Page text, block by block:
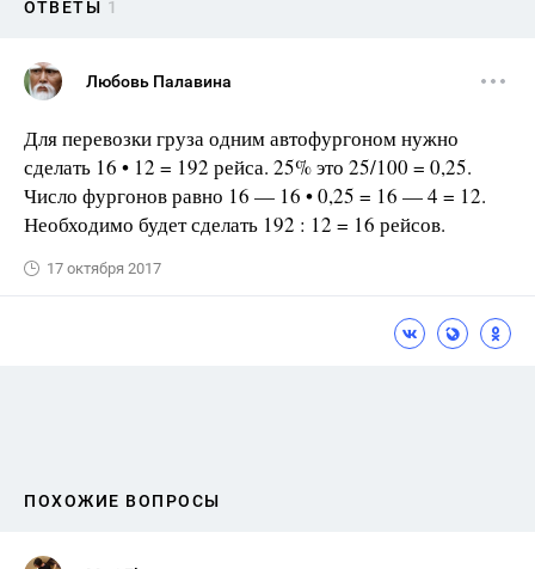
ОТВЕТЫ 1
Любовь Палавина
Для перевозки груза одним автофургоном нужно
сделать 16 • 12 = 192 рейса. 25% это 25/100 = 0,25.
Число фургонов равно 16 — 16 • 0,25 = 16 — 4 = 12.
Необходимо будет сделать 192 : 12 = 16 рейсов.
17 октября 2017
ПОХОЖИЕ ВОПРОСЫ